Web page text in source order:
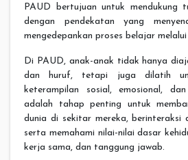
PAUD bertujuan untuk mendukung
dengan pendekatan yang
mengedepankan proses belajar
Di PAUD, anak-anak tidak hanya
dan huruf, tetapi juga dilatih
keterampilan sosial, emosional,
adalah tahap penting untuk
dunia di sekitar mereka, berinteraksi
serta memahami nilai-nilai dasar
kerja sama, dan tanggung jawab.